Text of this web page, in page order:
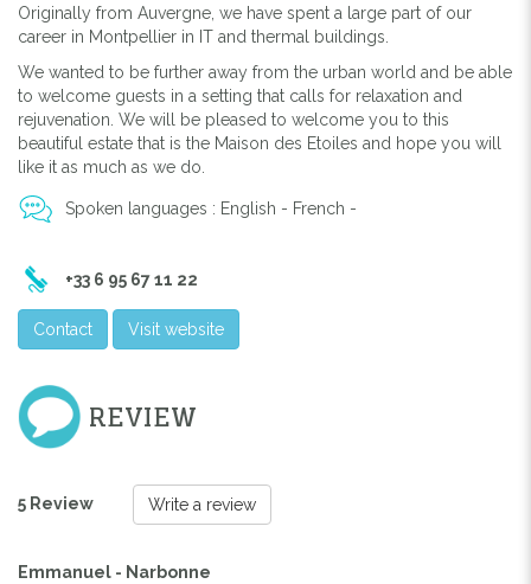
Originally from Auvergne, we have spent a large part of our
career in Montpellier in IT and thermal buildings.
We wanted to be further away from the urban world and be able
to welcome guests in a setting that calls for relaxation and
rejuvenation. We will be pleased to welcome you to this
beautiful estate that is the Maison des Etoiles and hope you will
like it as much as we do.
Spoken languages : English - French -
+33 6 95 67 11 22
Contact Visit website
REVIEW
5 Review Write a review
Emmanuel - Narbonne